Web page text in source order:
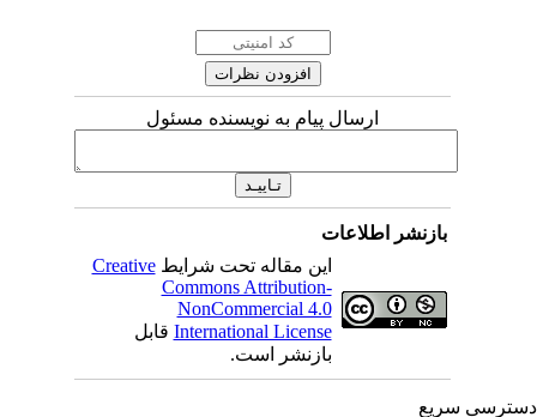
ارسال پیام به نویسنده مسئول
بازنشر اطلاعات
این مقاله تحت شرایطCreative
Commons Attribution-
NonCommercial 4.0
International Licenseقابل
بازنشر است.
سریع